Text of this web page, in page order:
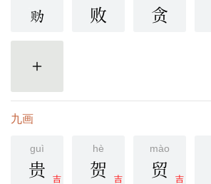
败 贪
更多
九画
guì
吉
贵
hè
吉
贺
mào
吉
贸